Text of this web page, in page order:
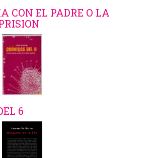
CON EL PADRE O LA
6